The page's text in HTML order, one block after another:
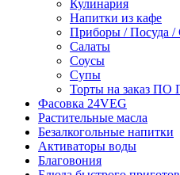
Кулинария
Напитки из кафе
Приборы / Посуда /
Салаты
Соусы
Супы
Торты на заказ
Фасовка 24VEG
Растительные масла
Безалкогольные напитки
Активаторы воды
Благовония